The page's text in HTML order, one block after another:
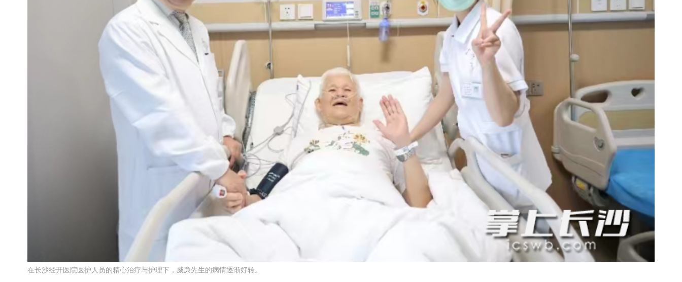
在长沙经开医院医护人员的精心治疗与护理下，威廉先生的病情逐渐好转。